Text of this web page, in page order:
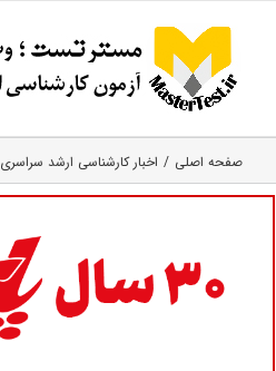
content
صفحه اصلی اخبار کارشناسی ارشد سراسری